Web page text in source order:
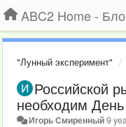
ABC2 Home -
"Лунный эксперимент"
Российской
необходим День
Игорь Смиренный9